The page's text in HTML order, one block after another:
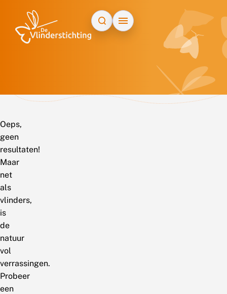
Oeps,
geen
resultaten!
Maar
net
als
vlinders,
is
de
natuur
vol
verrassingen.
Probeer
een